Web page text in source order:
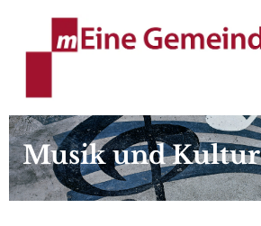
Musik und Kultur